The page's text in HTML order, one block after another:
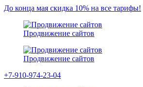
До конца мая скидка 10% на все тарифы!
Продвижение сайтов
Продвижение сайтов
+7-910-974-23-04